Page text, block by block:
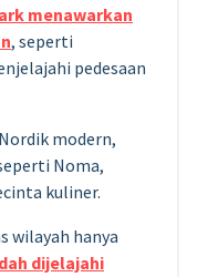
menawarkan
, seperti
pedesaan
modern,
Noma,
kuliner.
wilayah hanya
dijelajahi